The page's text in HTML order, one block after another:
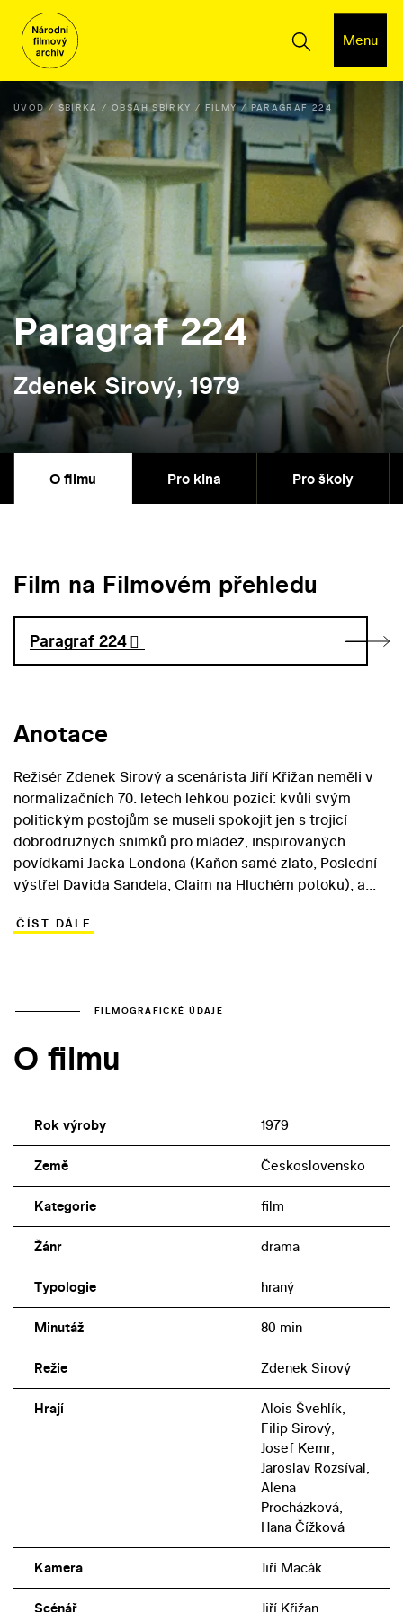
Menu
ÚVOD SBÍRKA OBSAH SBÍRKY FILMY PARAGRAF 224
Paragraf 224
Zdenek Sirový, 1979
O filmu Pro kina Pro školy
Film na Filmovém přehledu
Paragraf 224
Anotace
Režisér Zdenek Sirový a scenárista Jiří Křižan neměli v
normalizačních 70. letech lehkou pozici: kvůli svým
politickým postojům se museli spokojit jen s trojicí
dobrodružných snímků pro mládež, inspirovaných
povídkami Jacka Londona (Kaňon samé zlato, Poslední
výstřel Davida Sandela, Claim na Hluchém potoku), a
Paragrafem 224 (1979) – založeným na podobném
výzkumu Plaček (Josef Kemr) musí odejít do důchodu.
však podle titulního paragrafu obviněn z hrubé
ČÍST DÁLE
FILMOGRAFICKÉ ÚDAJE
O filmu
Rok výroby 1979
Země Československo
Kategorie film
Žánr drama
Typologie hraný
Minutáž 80 min
Režie Zdenek Sirový
Hrají
Alois Švehlík,
Filip Sirový,
Josef Kemr,
Jaroslav Rozsíval,
Alena
Procházková,
Hana Čížková
Kamera Jiří Macák